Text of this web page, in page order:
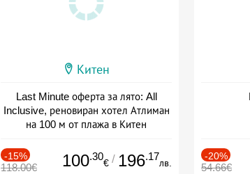
Китен
Last Minute оферта за лято: All
Inclusive, реновиран хотел Атлиман
на 100 м от плажа в Китен
-15%
118.00€ 100.30
€ / 196.17
лв.
-20%
54.66€